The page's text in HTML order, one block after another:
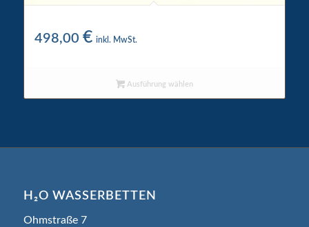
498,00 € inkl. MwSt.
Ausführung wählen
H₂O WASSERBETTEN
Ohmstraße 7